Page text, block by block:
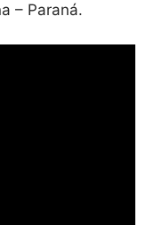
– Paraná.